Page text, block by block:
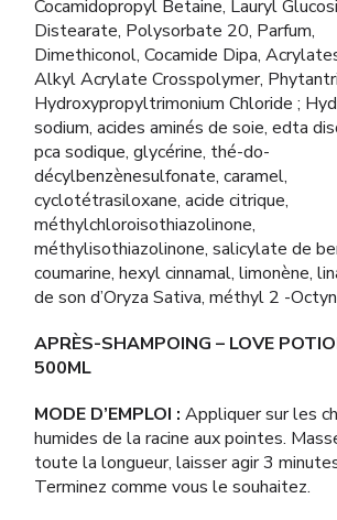
Cocamidopropyl Betaine, Lauryl
Distearate, Polysorbate 20, Parfum,
Dimethiconol, Cocamide Dipa,
Alkyl Acrylate Crosspolymer,
Hydroxypropyltrimonium Chloride ;
sodium, acides aminés de soie, edta
pca sodique, glycérine, thé-do-
décylbenzènesulfonate, caramel,
cyclotétrasiloxane, acide citrique,
méthylchloroisothiazolinone,
méthylisothiazolinone, salicylate de
coumarine, hexyl cinnamal, limonène,
de son d’Oryza Sativa, méthyl 2 -
APRÈS-SHAMPOING – LOVE
500ML
MODE D’EMPLOI : Appliquer sur les
humides de la racine aux pointes.
toute la longueur, laisser agir 3
Terminez comme vous le souhaitez.